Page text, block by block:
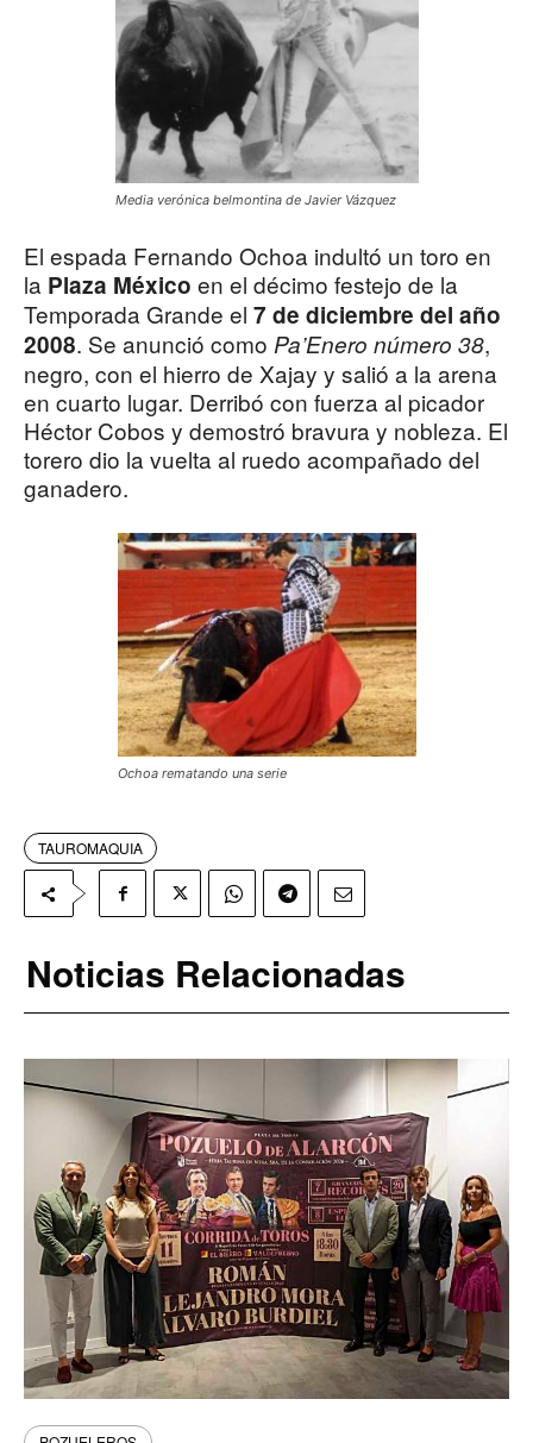
Media verónica belmontina de Javier Vázquez
El espada Fernando Ochoa indultó un toro en
la Plaza México en el décimo festejo de la
Temporada Grande el 7 de diciembre del año
2008. Se anunció como Pa’Enero número 38,
negro, con el hierro de Xajay y salió a la arena
en cuarto lugar. Derribó con fuerza al picador
Héctor Cobos y demostró bravura y nobleza. El
torero dio la vuelta al ruedo acompañado del
ganadero.
Ochoa rematando una serie
TAUROMAQUIA
Noticias Relacionadas